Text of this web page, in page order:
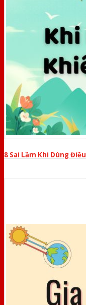
8 Sai Lầm Khi Dùng